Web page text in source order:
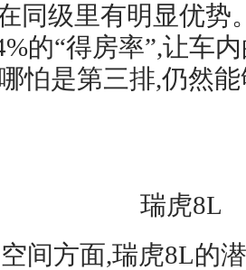
同级里有明显优势
的“得房率”,让车
怕是第三排,仍然
瑞虎8L
方面,瑞虎8L的潜